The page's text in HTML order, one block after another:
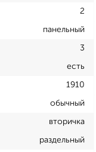
2
панельный
3
есть
1910
обычный
вторичка
раздельный